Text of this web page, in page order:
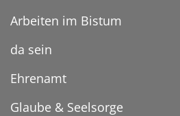
Arbeiten im Bistum
da sein
Ehrenamt
Glaube & Seelsorge